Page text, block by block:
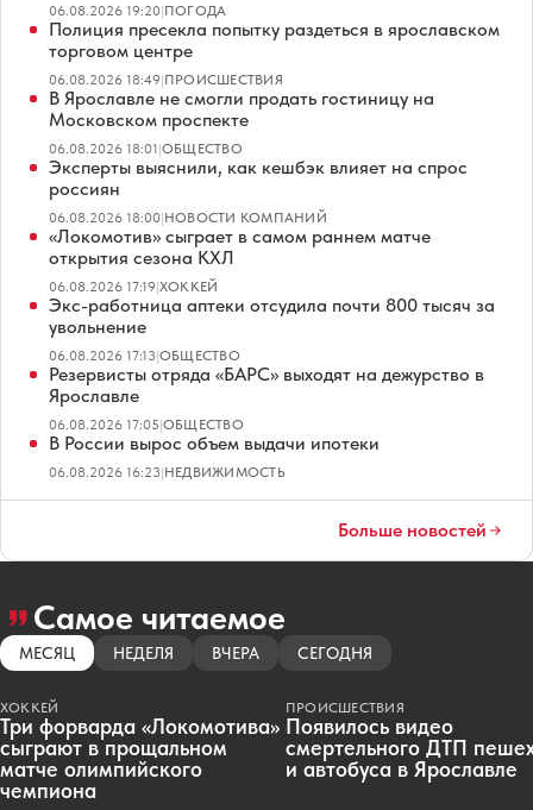
06.08.2026 19:20|ПОГОДА
Полиция пресекла попытку раздеться в ярославском
торговом центре
06.08.2026 18:49|ПРОИСШЕСТВИЯ
В Ярославле не смогли продать гостиницу на
Московском проспекте
06.08.2026 18:01|ОБЩЕСТВО
Эксперты выяснили, как кешбэк влияет на спрос
россиян
06.08.2026 18:00|НОВОСТИ КОМПАНИЙ
«Локомотив» сыграет в самом раннем матче
открытия сезона КХЛ
06.08.2026 17:19|ХОККЕЙ
Экс-работница аптеки отсудила почти 800 тысяч за
увольнение
06.08.2026 17:13|ОБЩЕСТВО
Резервисты отряда «БАРС» выходят на дежурство в
Ярославле
06.08.2026 17:05|ОБЩЕСТВО
В России вырос объем выдачи ипотеки
06.08.2026 16:23|НЕДВИЖИМОСТЬ
Больше новостей
Самое читаемое
МЕСЯЦ НЕДЕЛЯ ВЧЕРА СЕГОДНЯ
ХОККЕЙ
Три форварда «Локомотива»
сыграют в прощальном
матче олимпийского
чемпиона
ПРОИСШЕСТВИЯ
Появилось видео
смертельного ДТП
и автобуса в Ярославле